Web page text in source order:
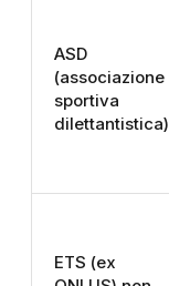
ASD
(associazione
sportiva
dilettantistica)
ETS (ex